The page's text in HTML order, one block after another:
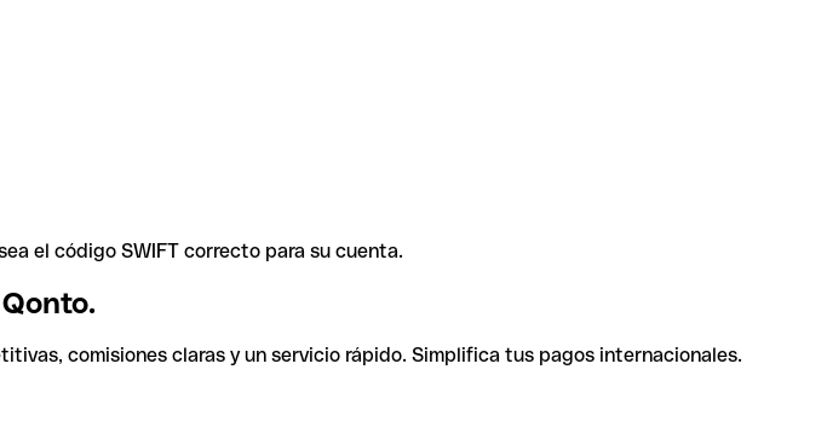
el código SWIFT correcto para su cuenta.
comisiones claras y un servicio rápido. Simplifica tus pagos internacionales.